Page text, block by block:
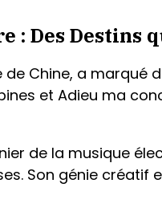
: Des Destins
Chine, a
et Adieu ma
de la musique
Son génie